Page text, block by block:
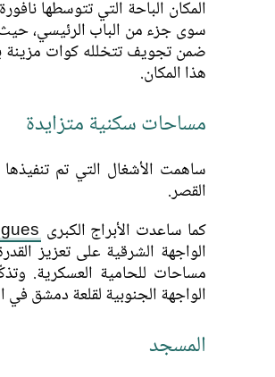
المكان الباحة التي تتوسطها
سوى جزء من الباب الرئيسي، حيث
ضمن تجويف تتخلله كوات مزينة
هذا المكان.
مساحات سكنية متزايدة
ساهمت الأشغال التي تم
القصر.
كما ساعدت الأبراج الكبرى
الواجهة الشرقية على تعزيز
مساحات للحامية العسكرية.
الواجهة الجنوبية لقلعة دمشق في
المسجد